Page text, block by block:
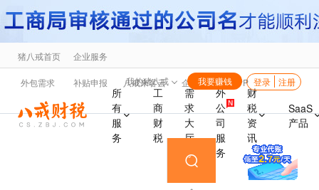
猪八戒首页 企业服务
外包需求 补贴申报 八戒来客云 企业福利 APP
我的猪八戒 我要赚钱 登录 注册
所
有
服
务
工
商
财
税
需
求
大
厅
海
外
公
司
服
务
财
税
资
讯
SaaS
产品